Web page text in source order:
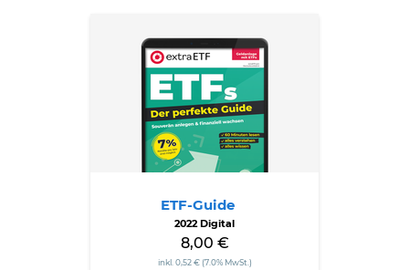
Guide
ETF-Guide
2022 Digital
8,00 €
inkl. 0,52 € (7.0% MwSt.)